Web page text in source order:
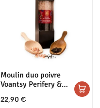
Moulin duo poivre
Voantsy Perifery &
l’Himalaya
22,90 €